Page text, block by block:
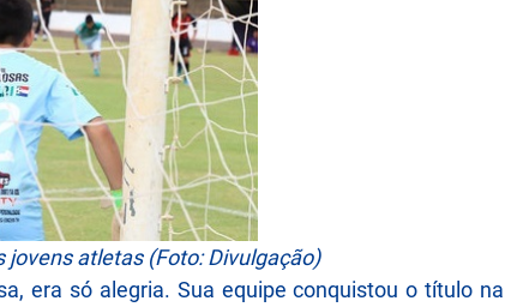
atletas (Foto: Divulgação)
era só alegria. Sua equipe conquistou o título na